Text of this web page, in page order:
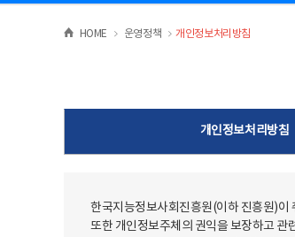
HOME >운영정책 >
개인정보처리방침
개인정보처리방침
한국지능정보사회진흥원(이하 진흥원)이
또한 개인정보주체의 권익을 보장하고 관